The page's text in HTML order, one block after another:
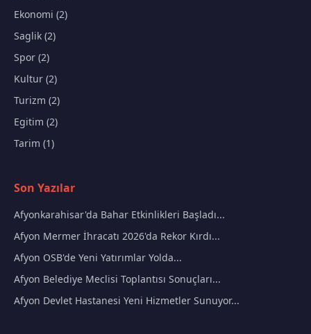
Ekonomi (2)
Saglik (2)
Spor (2)
Kultur (2)
Turizm (2)
Egitim (2)
Tarim (1)
Son Yazılar
Afyonkarahisar'da Bahar Etkinlikleri Başladı...
Afyon Mermer İhracatı 2026'da Rekor Kırdı...
Afyon OSB'de Yeni Yatırımlar Yolda...
Afyon Belediye Meclisi Toplantısı Sonuçları...
Afyon Devlet Hastanesi Yeni Hizmetler Sunuyor...